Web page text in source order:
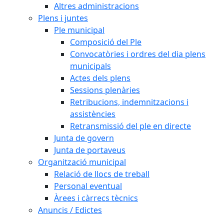
Altres administracions
Plens i juntes
Ple municipal
Composició del Ple
Convocatòries i ordres del dia plens
municipals
Actes dels plens
Sessions plenàries
Retribucions, indemnitzacions i
assistències
Retransmissió del ple en directe
Junta de govern
Junta de portaveus
Organització municipal
Relació de llocs de treball
Personal eventual
Àrees i càrrecs tècnics
Anuncis / Edictes